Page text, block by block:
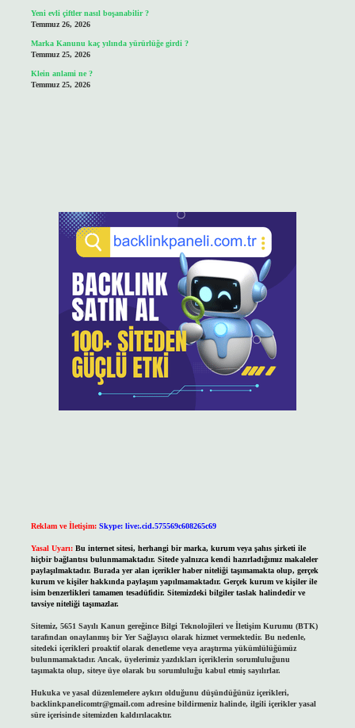
Yeni evli çiftler nasıl boşanabilir ?
Temmuz 26, 2026
Marka Kanunu kaç yılında yürürlüğe girdi ?
Temmuz 25, 2026
Klein anlami ne ?
Temmuz 25, 2026
Reklam ve İletişim: Skype: live:.cid.575569c608265c69
Yasal Uyarı: Bu internet sitesi, herhangi bir marka, kurum veya şahıs şirketi ile
hiçbir bağlantısı bulunmamaktadır. Sitede yalnızca kendi hazırladığımız makaleler
paylaşılmaktadır. Burada yer alan içerikler haber niteliği taşımamakta olup, gerçek
kurum ve kişiler hakkında paylaşım yapılmamaktadır. Gerçek kurum ve kişiler ile
isim benzerlikleri tamamen tesadüfidir. Sitemizdeki bilgiler taslak halindedir ve
tavsiye niteliği taşımazlar.
Sitemiz, 5651 Sayılı Kanun gereğince Bilgi Teknolojileri ve İletişim Kurumu (BTK)
tarafından onaylanmış bir Yer Sağlayıcı olarak hizmet vermektedir. Bu nedenle,
sitedeki içerikleri proaktif olarak denetleme veya araştırma yükümlülüğümüz
bulunmamaktadır. Ancak, üyelerimiz yazdıkları içeriklerin sorumluluğunu
taşımakta olup, siteye üye olarak bu sorumluluğu kabul etmiş sayılırlar.
Hukuka ve yasal düzenlemelere aykırı olduğunu düşündüğünüz içerikleri,
backlinkpanelicomtr@gmail.comadresine bildirmeniz halinde, ilgili içerikler yasal
süre içerisinde sitemizden kaldırılacaktır.